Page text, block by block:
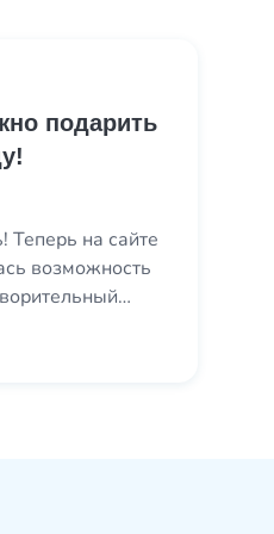
подарить
Теперь на сайте
возможность
подопечных
День